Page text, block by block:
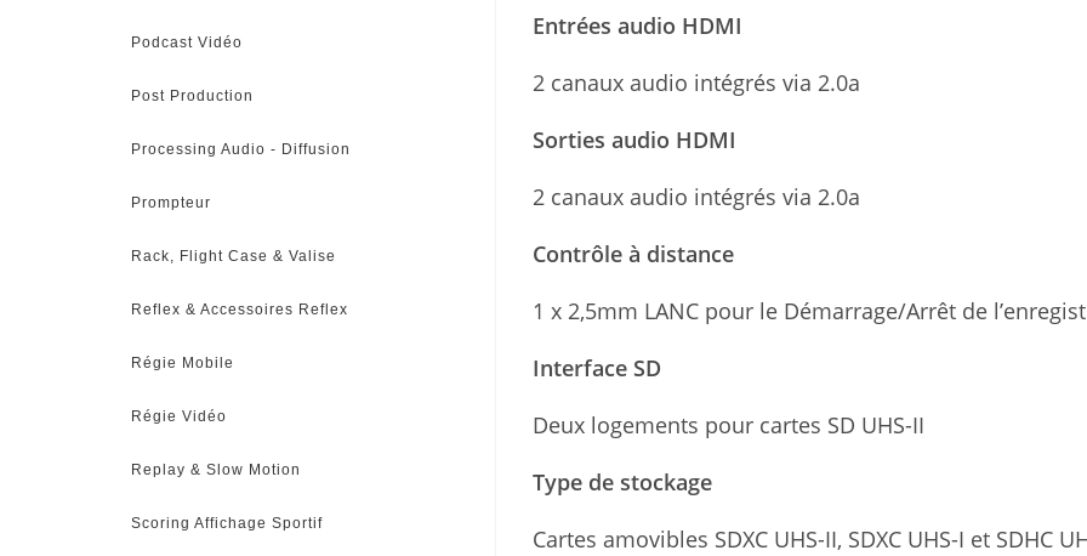
Entrées audio HDMI
2 canaux audio intégrés via 2.0a
Sorties audio HDMI
2 canaux audio intégrés via 2.0a
Contrôle à distance
1 x 2,5mm LANC pour le Démarrage/Arrêt de
Interface SD
Deux logements pour cartes SD UHS-II
Type de stockage
Cartes amovibles SDXC UHS-II, SDXC UHS-I et SDHC
Podcast Vidéo
Post Production
Processing Audio - Diffusion
Prompteur
Rack, Flight Case & Valise
Reflex & Accessoires Reflex
Régie Mobile
Régie Vidéo
Replay & Slow Motion
Scoring Affichage Sportif